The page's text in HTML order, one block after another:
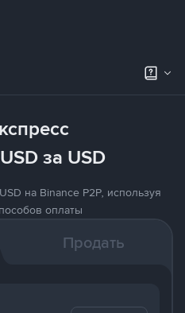
за USD
на Binance P2P, используя
оплаты
Продать